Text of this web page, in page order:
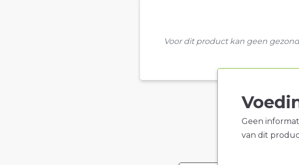
Voor dit product kan geen
Geen
van dit